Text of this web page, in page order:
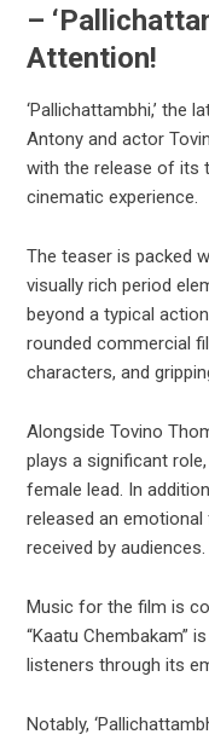
–
Attention!
‘Pallichattambhi,’ the
Antony and actor
with the release of its
cinematic experience.
The teaser is packed
visually rich period
beyond a typical
rounded commercial
characters, and
Alongside Tovino
plays a significant
female lead. In
released an
received by audiences.
Music for the film is
“Kaatu Chembakam”
listeners through its
Notably,